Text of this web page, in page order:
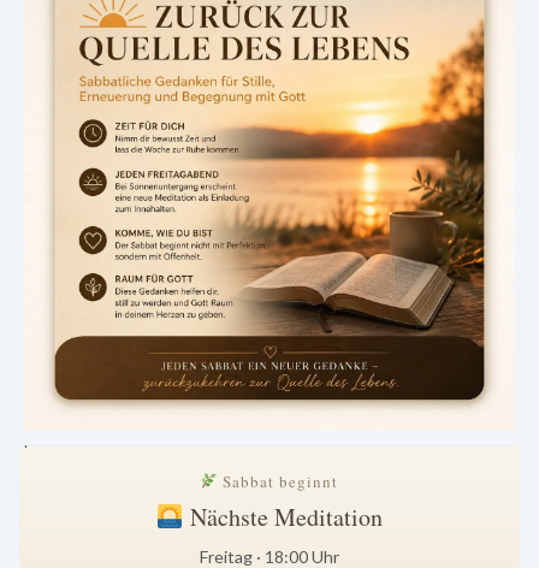
.
Sabbat beginnt
Nächste Meditation
Freitag · 18:00 Uhr